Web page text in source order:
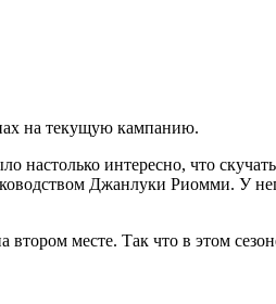
на текущую кампанию.
настолько интересно, что
Джанлуки Риомми. У
месте. Так что в этом